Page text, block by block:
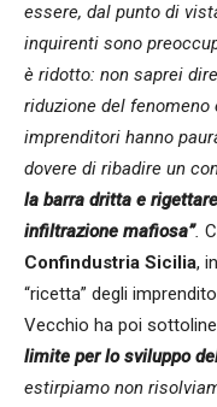
essere, dal punto di
inquirenti sono
è ridotto: non saprei
riduzione del
imprenditori hanno
dovere di ribadire un
la barra dritta e
infiltrazione mafiosa”.
Confindustria Sicilia,
“ricetta” degli
Vecchio ha poi
limite per lo sviluppo
estirpiamo non